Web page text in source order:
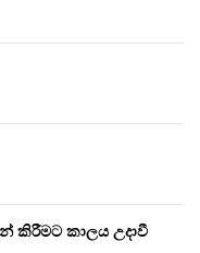
කිරීමට කාලය උදාවී